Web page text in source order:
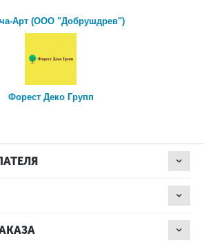
Арт (ООО "Добрушдрев")
Форест Деко Групп